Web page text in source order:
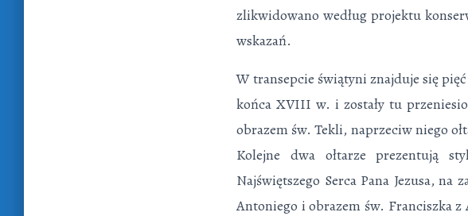
zlikwidowano według projektu
wskazań.
W transepcie świątyni znajduje się
końca XVIII w. i zostały tu
obrazem św. Tekli, naprzeciw niego
Kolejne dwa ołtarze prezentują
Najświętszego Serca Pana Jezusa,
Antoniego i obrazem św. Franciszka